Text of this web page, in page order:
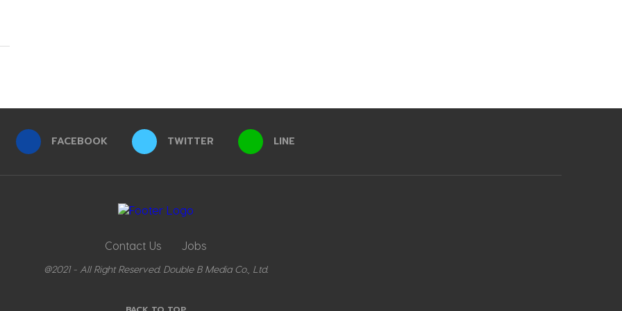
FACEBOOK TWITTER LINE
Contact Us Jobs
@2021 - All Right Reserved. Double B Media Co., Ltd.